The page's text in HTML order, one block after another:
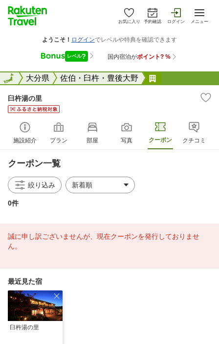
お気に入り 予約確認 ログイン メニュー
全国大分県 佐伯・臼杵・豊後大野
全国
臼杵湯の里
施設紹介 プラン 部屋 写真 クーポン クチコミ
クーポン一覧
絞り込み
0件
誠に申し訳ございませんが、現在クーポンを発行しておりませ
ん。
最近見た宿
臼杵湯の里